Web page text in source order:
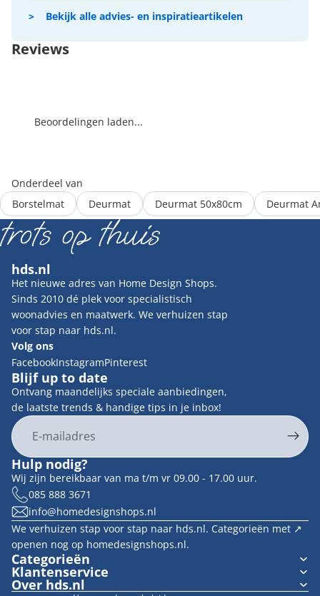
Bekijk alle advies- en inspiratieartikelen
Reviews
Beoordelingen laden...
Onderdeel van
Borstelmat
Deurmat Deurmat 50x80cm Deurmat
hds.nl
Het nieuwe adres van Home Design Shops.
Sinds 2010 dé plek voor specialistisch
woonadvies en maatwerk. We verhuizen stap
voor stap naar hds.nl.
Volg ons
FacebookInstagramPinterest
Blijf up to date
Ontvang maandelijks speciale aanbiedingen,
de laatste trends & handige tips in je inbox!
E-mail
Hulp nodig?
Wij zijn bereikbaar van ma t/m vr 09.00 - 17.00 uur.
085 888 3671
info@homedesignshops.nl
We verhuizen stap voor stap naar hds.nl. Categorieën met ↗︎
openen nog op homedesignshops.nl.
Categorieën
Klantenservice
Over hds.nl
Contactgegevens
Terugbetalingsbeleid
Algemene voorwaarden
Verzendbeleid
Wettelijke kennisgeving
Cookievoorkeuren